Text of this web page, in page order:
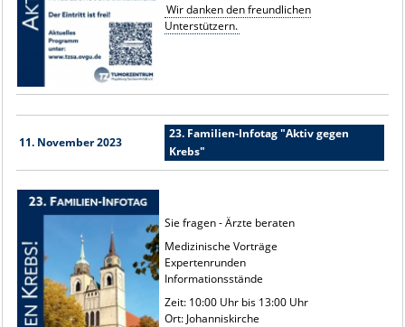
Wir danken den freundlichen
Unterstützern.
11. November 2023
23. Familien-Infotag "Aktiv gegen
Krebs"
Sie fragen - Ärzte beraten
Medizinische Vorträge
Expertenrunden
Informationsstände
Zeit: 10:00 Uhr bis 13:00 Uhr
Ort: Johanniskirche